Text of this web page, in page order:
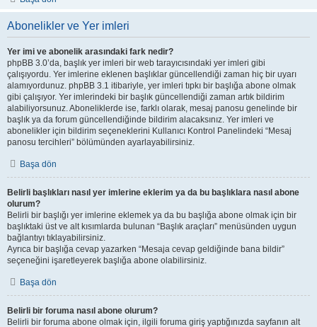
Abonelikler ve Yer imleri
Yer imi ve abonelik arasındaki fark nedir?
phpBB 3.0’da, başlık yer imleri bir web tarayıcısındaki yer imleri gibi
çalışıyordu. Yer imlerine eklenen başlıklar güncellendiği zaman hiç bir uyarı
alamıyordunuz. phpBB 3.1 itibariyle, yer imleri tıpkı bir başlığa abone olmak
gibi çalışıyor. Yer imlerindeki bir başlık güncellendiği zaman artık bildirim
alabiliyorsunuz. Aboneliklerde ise, farklı olarak, mesaj panosu genelinde bir
başlık ya da forum güncellendiğinde bildirim alacaksınız. Yer imleri ve
abonelikler için bildirim seçeneklerini Kullanıcı Kontrol Panelindeki “Mesaj
panosu tercihleri” bölümünden ayarlayabilirsiniz.
Başa dön
Belirli başlıkları nasıl yer imlerine eklerim ya da bu başlıklara nasıl abone
olurum?
Belirli bir başlığı yer imlerine eklemek ya da bu başlığa abone olmak için bir
başlıktaki üst ve alt kısımlarda bulunan “Başlık araçları” menüsünden uygun
bağlantıyı tıklayabilirsiniz.
Ayrıca bir başlığa cevap yazarken “Mesaja cevap geldiğinde bana bildir”
seçeneğini işaretleyerek başlığa abone olabilirsiniz.
Başa dön
Belirli bir foruma nasıl abone olurum?
Belirli bir foruma abone olmak için, ilgili foruma giriş yaptığınızda sayfanın alt